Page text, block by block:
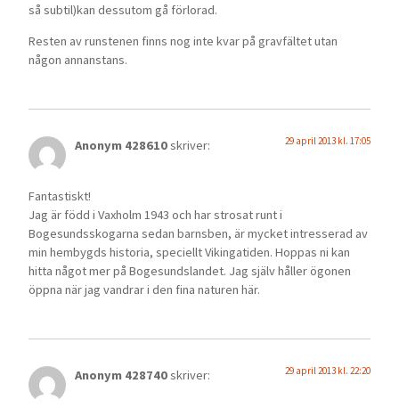
så subtil)kan dessutom gå förlorad.
Resten av runstenen finns nog inte kvar på gravfältet utan
någon annanstans.
Anonym 428610skriver: 29 april 2013 kl. 17:05
Fantastiskt!
Jag är född i Vaxholm 1943 och har strosat runt i
Bogesundsskogarna sedan barnsben, är mycket intresserad av
min hembygds historia, speciellt Vikingatiden. Hoppas ni kan
hitta något mer på Bogesundslandet. Jag själv håller ögonen
öppna när jag vandrar i den fina naturen här.
Anonym 428740skriver: 29 april 2013 kl. 22:20